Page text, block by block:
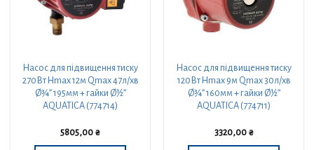
Насос для підвищення тиску
270Вт Hmax 12м Qmax 47л/хв
Ø¾” 195мм + гайки Ø½”
AQUATICA (774714)
5805,00 ₴
Насос для підвищення тиску
120Вт Hmax 9м Qmax 30л/хв
Ø¾” 160мм + гайки Ø½”
AQUATICA (774711)
3320,00 ₴